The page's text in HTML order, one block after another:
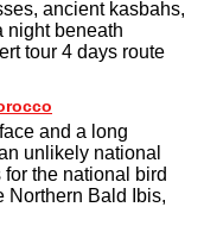
ancient kasbahs,
night beneath
tour 4 days route
and a long
unlikely national
the national bird
Northern Bald Ibis,